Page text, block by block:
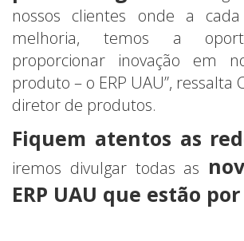
nossos clientes onde a
melhoria, temos a
proporcionar inovação em
produto – o ERP UAU”, ressalta
diretor de produtos.
Fiquem atentos as
iremos divulgar todas as
ERP UAU que estão